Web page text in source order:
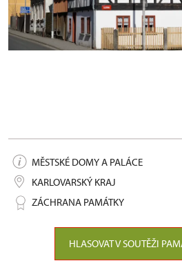
MĚSTSKÉ DOMY A PALÁCE
KARLOVARSKÝ KRAJ
ZÁCHRANA PAMÁTKY
HLASOVAT V SOUTĚŽI